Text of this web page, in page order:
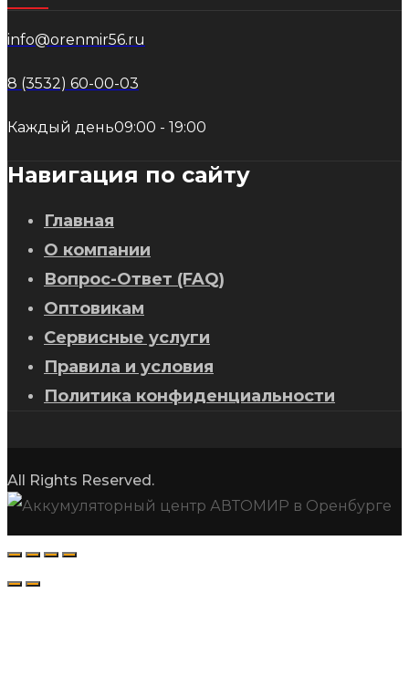
info@orenmir56.ru
8 (3532) 60-00-03
Каждый день09:00 - 19:00
Навигация по сайту
Главная
О компании
Вопрос-Ответ (FAQ)
Оптовикам
Сервисные услуги
Правила и условия
Политика конфиденциальности
All Rights Reserved.